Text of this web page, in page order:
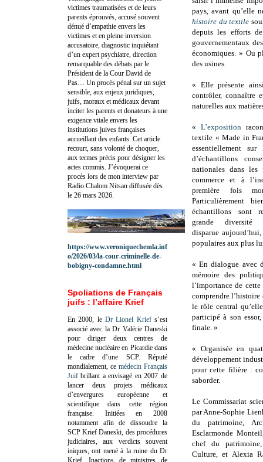
pays, avant qu’elle
histoire du textile
depuis les efforts
gouvernementaux
économiques. » Ou
des usines.
« Elle présente
contrôler, connaître
naturelles aux
«L’exposition
textile « Made in
essentiellement
d’échantillons
nationales dans les
commerce et à
première fois
Particulièrement
échantillons sont
grande diversité
disparue
populaires aux plus
« En dialogue avec
mémoire des
l’importance de
comprendre
le rôle central
participé à son
finale. »
« Organisée en
développement
pour cette filière :
saborder.
Le Commissariat
par Anne-Sophie
du patrimoine,
Esclarmonde
chef du
Culture, et Alexia
victimes traumatisées et de leurs
parents éprouvés, accusé souvent
dénué d’empathie envers les
victimes et en pleine inversion
accusatoire, diagnostic inquiétant
d’un expert psychiatre, direction
remarquable des débats par le
Président de la Cour David de
Pas… Un procès pénal sur un sujet
sensible, aux enjeux juridiques,
juifs, moraux et médicaux devant
inciter les parents et donateurs à une
exigence vitale envers les
institutions juives françaises
accueillant des enfants. Cet article
recourt, sans volonté de choquer,
aux termes précis pour désigner les
actes commis. J’évoquerai ce
procès lors de mon interview par
Radio Chalom Nitsan diffusée dès
le 26 mars 2026.
https://www.veroniquechemla.inf
o/2026/03/la-cour-criminelle-de-
bobigny-condamne.html
Spoliations de Français
juifs : l’affaire Krief
En 2000, le Dr Lionel Kriefs’est
associé avec la Dr Valérie Daneski
pour diriger deux centres de
médecine nucléaire en Picardie dans
le cadre d’une SCP. Réputé
mondialement, ce médecin Français
Juif brillant a envisagé en 2007 de
lancer deux projets médicaux
d’envergures européenne et
scientifique dans cette région
française. Initiées en 2008
notamment afin de dissoudre la
SCP Krief Daneski, des procédures
judiciaires, aux verdicts souvent
iniques, ont mené à la ruine du Dr
Krief.Inactions de ministres de